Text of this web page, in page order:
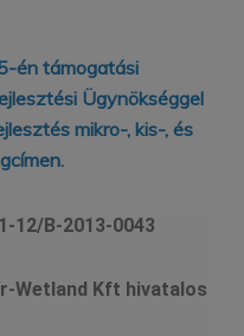
én támogatási
Ügynökséggel
mikro-, kis-, és
12/B-2013-0043
Wetland Kft hivatalos